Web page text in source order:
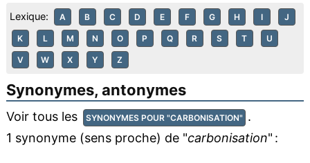
Lexique: A B C D E F G H I J
K L M N O P Q R S T U
V W X Y Z
Synonymes, antonymes
Voir tous les SYNONYMES POUR "CARBONISATION" .
1 synonyme (sens proche) de "carbonisation" :